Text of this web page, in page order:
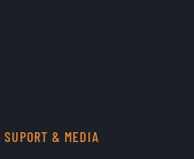
SUPORT & MEDIA